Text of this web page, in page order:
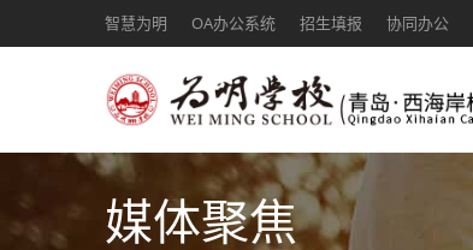
智慧为明 OA办公系统 招生填报 协同办公
媒体聚焦